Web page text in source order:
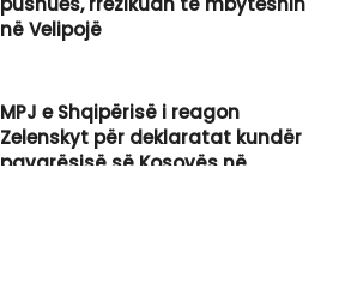
në Velipojë
MPJ e Shqipërisë i reagon
Zelenskyt për deklaratat kundër
pavarësisë së Kosovës në